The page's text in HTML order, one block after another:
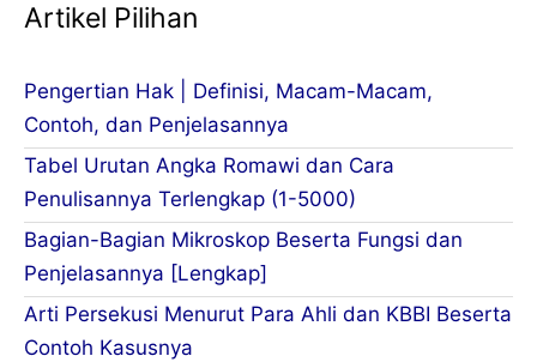
Artikel Pilihan
Pengertian Hak | Definisi, Macam-Macam,
Contoh, dan Penjelasannya
Tabel Urutan Angka Romawi dan Cara
Penulisannya Terlengkap (1-5000)
Bagian-Bagian Mikroskop Beserta Fungsi dan
Penjelasannya [Lengkap]
Arti Persekusi Menurut Para Ahli dan KBBI Beserta
Contoh Kasusnya